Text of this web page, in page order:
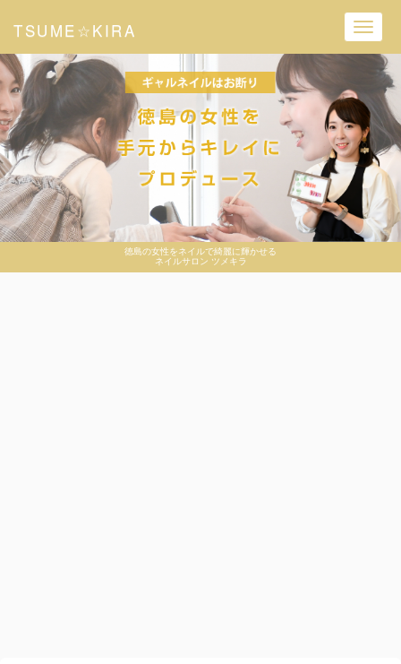
徳島の女性をネイルで綺麗に輝かせる
ネイルサロン ツメキラ
TSUME☆KIRA